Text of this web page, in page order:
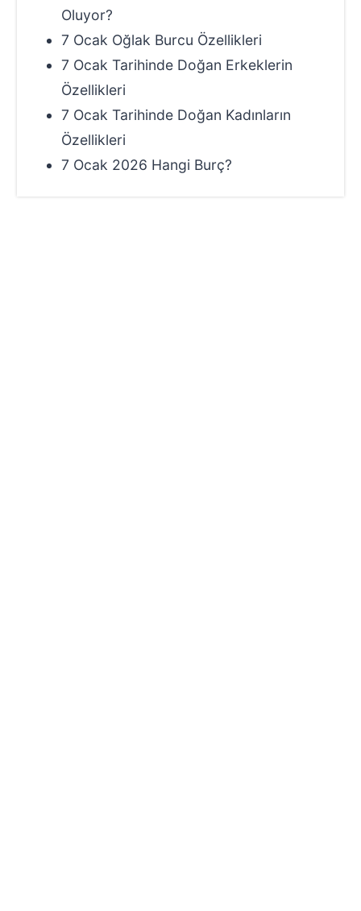
Oluyor?
7 Ocak Oğlak Burcu Özellikleri
7 Ocak Tarihinde Doğan Erkeklerin
Özellikleri
7 Ocak Tarihinde Doğan Kadınların
Özellikleri
7 Ocak 2026 Hangi Burç?